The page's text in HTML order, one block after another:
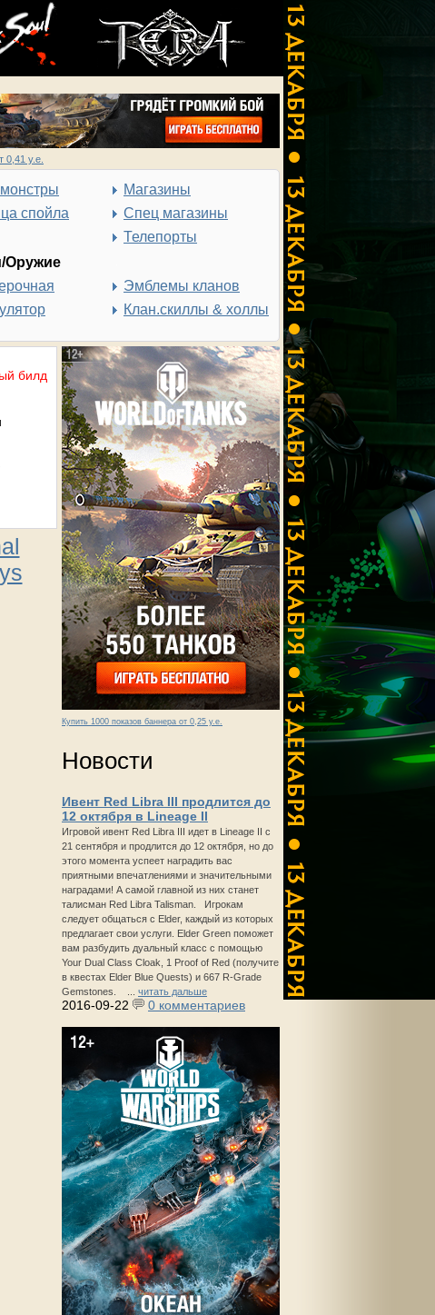
0,41 у.е.
спойла
Оружие
Магазины
Спец магазины
Телепорты
Эмблемы кланов
Клан.скиллы & холлы
Купить 1000 показов баннера от 0,25 у.е.
Новости
Ивент Red Libra III продлится до
12 октября в Lineage II
Игровой ивент Red Libra III идет в Lineage II с
21 сентября и продлится до 12 октября, но до
этого момента успеет наградить вас
приятными впечатлениями и значительными
наградами! А самой главной из них станет
талисман Red Libra Talisman. Игрокам
следует общаться с Elder, каждый из которых
предлагает свои услуги. Elder Green поможет
вам разбудить дуальный класс с помощью
Your Dual Class Cloak, 1 Proof of Red (получите
в квестах Elder Blue Quests) и 667 R-Grade
Gemstones. ... читать дальше
2016-09-22 0 комментариев
билд